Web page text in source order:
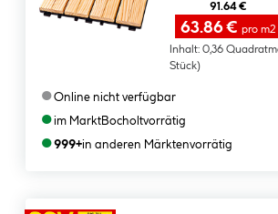
91.64 €
63.86 €pro m2
Inhalt: 0,36
Stück)
●Online nicht verfügbar
●im MarktBocholtvorrätig
●999+in anderen Märktenvorrätig